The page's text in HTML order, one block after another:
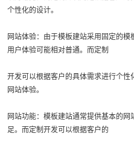
个性化的设计。
网站体验：由于模板建站采用固定的模
用户体验可能相对普通。而定制
开发可以根据客户的具体需求进行个
网站体验。
网站功能：模板建站通常提供基本的
足。而定制开发可以根据客户的